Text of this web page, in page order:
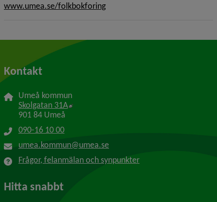
www.umea.se/folkbokforing
Kontakt
Umeå kommun
Skolgatan 31A Länk till annan webbplats, öppnas i nytt
901 84 Umeå
090-16 10 00
umea.kommun@umea.se
Frågor, felanmälan och synpunkter
Hitta snabbt